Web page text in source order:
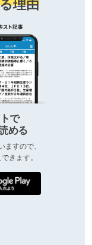
理由
で
める
すので、
きます。